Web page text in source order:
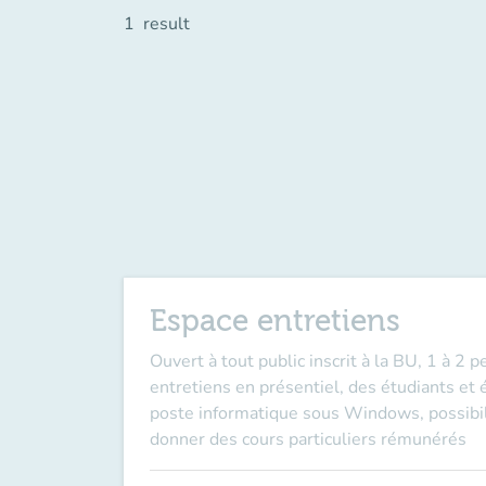
1 result
Espace entretiens
Ouvert à tout public inscrit à la BU, 1 à 2
entretiens en présentiel, des étudiants et
poste informatique sous Windows,
donner des cours particuliers rémunérés